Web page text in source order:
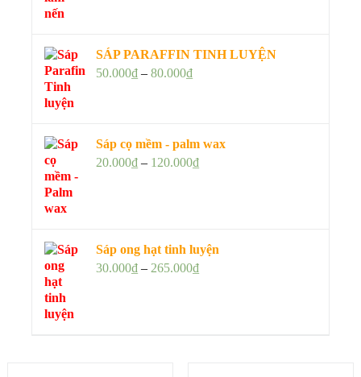
SÁP PARAFFIN TINH LUYỆN
50.000₫– 80.000₫
Sáp cọ mềm - palm wax
20.000₫– 120.000₫
Sáp ong hạt tinh luyện
30.000₫– 265.000₫